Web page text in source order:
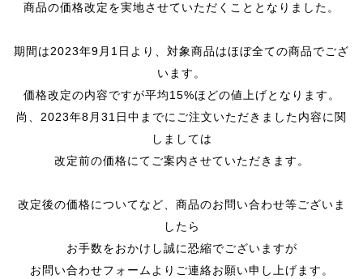
商品の価格改定を実地させていただくこととなりました。
期間は2023年9月1日より、対象商品はほぼ全ての商品でござ
います。
価格改定の内容ですが平均15%ほどの値上げとなります。
尚、2023年8月31日中までにご注文いただきました内容に関
しましては
改定前の価格にてご案内させていただきます。
改定後の価格についてなど、商品のお問い合わせ等ございま
したら
お手数をおかけし誠に恐縮でございますが
お問い合わせフォームよりご連絡お願い申し上げます。